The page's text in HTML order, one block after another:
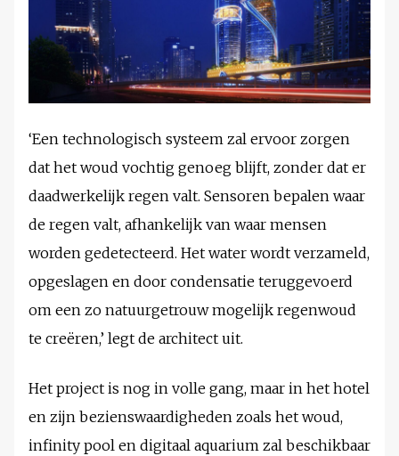
‘Een technologisch systeem zal ervoor zorgen
dat het woud vochtig genoeg blijft, zonder dat er
daadwerkelijk regen valt. Sensoren bepalen waar
de regen valt, afhankelijk van waar mensen
worden gedetecteerd. Het water wordt verzameld,
opgeslagen en door condensatie teruggevoerd
om een zo natuurgetrouw mogelijk regenwoud
te creëren,’ legt de architect uit.
Het project is nog in volle gang, maar in het hotel
en zijn bezienswaardigheden zoals het woud,
infinity pool en digitaal aquarium zal beschikbaar